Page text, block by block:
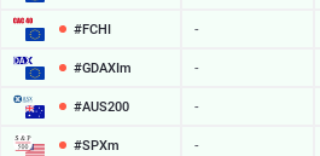
#FCHI -
#GDAXIm -
#AUS200 -
#SPXm -